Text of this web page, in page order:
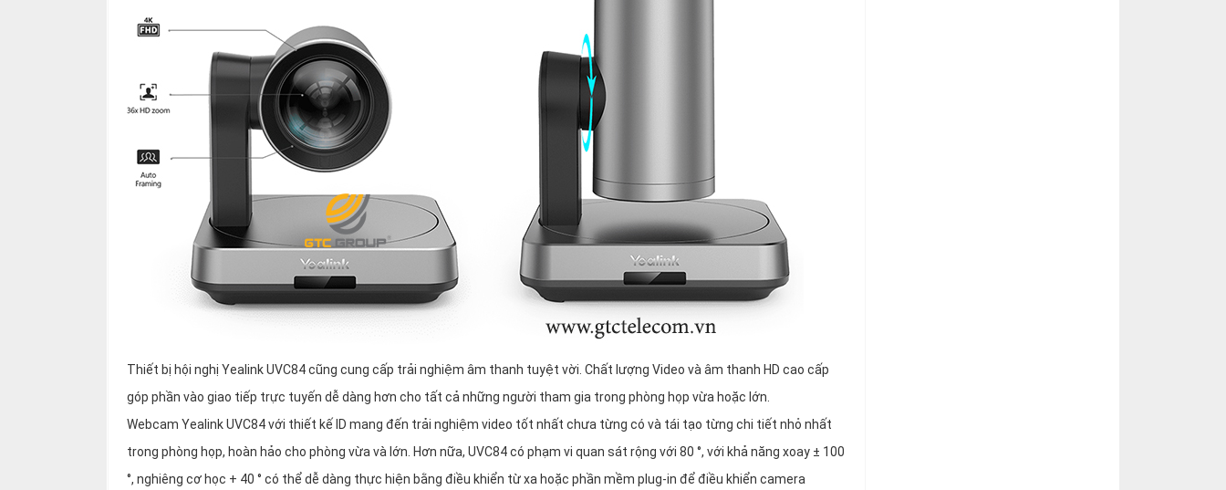
Thiết bị hội nghị Yealink UVC84 cũng cung cấp trải nghiệm âm thanh tuyệt vời. Chất lượng Video và âm thanh HD cao cấp
góp phần vào giao tiếp trực tuyến dễ dàng hơn cho tất cả những người tham gia trong phòng họp vừa hoặc lớn.
Webcam Yealink UVC84 với thiết kế ID mang đến trải nghiệm video tốt nhất chưa từng có và tái tạo từng chi tiết nhỏ nhất
trong phòng họp, hoàn hảo cho phòng vừa và lớn. Hơn nữa, UVC84 có phạm vi quan sát rộng với 80 °, với khả năng xoay ± 100
°, nghiêng cơ học + 40 ° có thể dễ dàng thực hiện bằng điều khiển từ xa hoặc phần mềm plug-in để điều khiển camera